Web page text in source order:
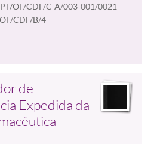
PT/OF/CDF/C-A/003-001/0021
CDF/B/4
de
Expedida da